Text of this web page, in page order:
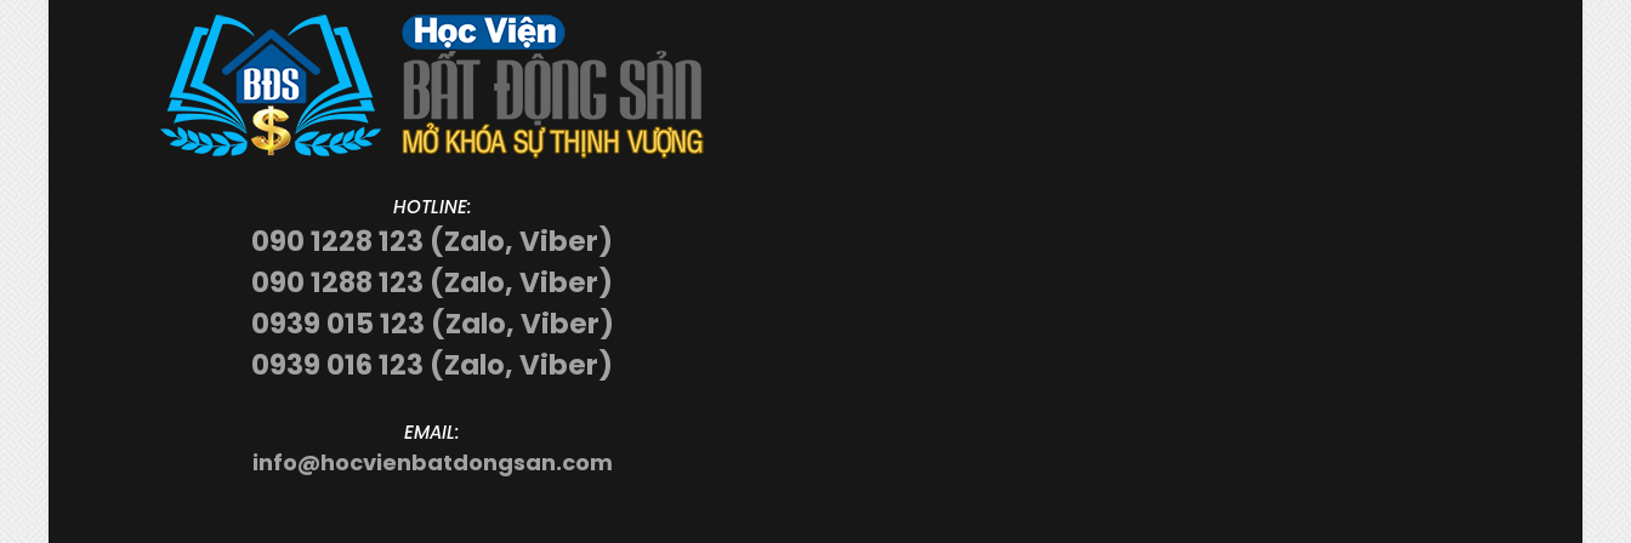
HOTLINE:
090 1228 123 (Zalo, Viber)
090 1288 123 (Zalo, Viber)
0939 015 123 (Zalo, Viber)
0939 016 123 (Zalo, Viber)
EMAIL:
info@hocvienbatdongsan.com